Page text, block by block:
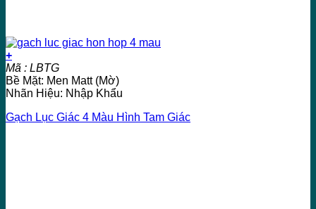
+
Mã : LBTG
Bề Mặt: Men Matt (Mờ)
Nhãn Hiệu: Nhập Khẩu
Gạch Lục Giác 4 Màu Hình Tam Giác